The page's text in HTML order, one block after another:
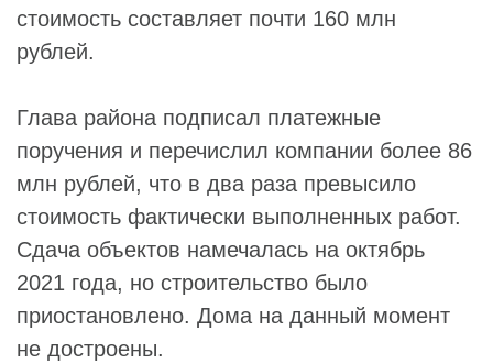
стоимость составляет почти 160 млн
рублей.
Глава района подписал платежные
поручения и перечислил компании более 86
млн рублей, что в два раза превысило
стоимость фактически выполненных работ.
Сдача объектов намечалась на октябрь
2021 года, но строительство было
приостановлено. Дома на данный момент
не достроены.